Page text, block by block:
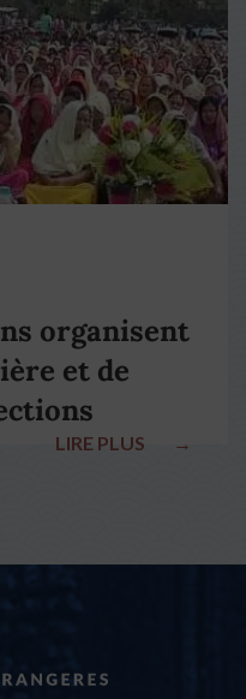
organisent
et de
LIRE PLUS →